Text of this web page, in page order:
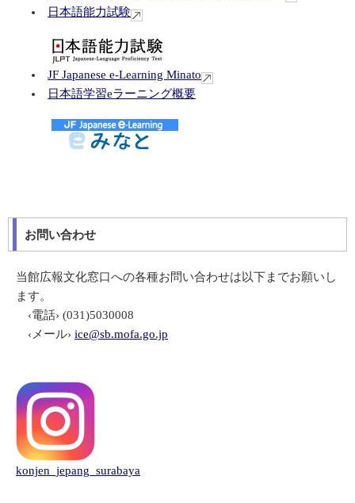
日本語能力試験
JF Japanese e-Learning Minato
日本語学習eラーニング概要
お問い合わせ
当館広報文化窓口への各種お問い合わせは以下までお願いし
ます。
‹電話› (031)5030008
‹メール› ice@sb.mofa.go.jp
konjen_jepang_surabaya